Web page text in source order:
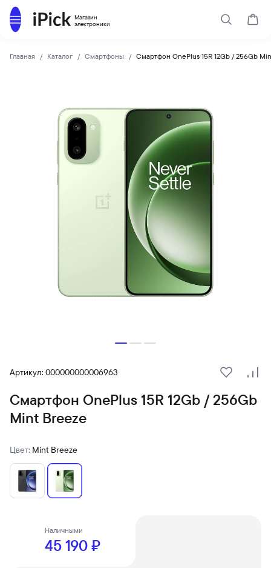
Магазин
электроники
Каталог
Поиск
Главная Каталог Смартфоны Смартфон OnePlus 15R 12Gb / 256Gb
Артикул: 000000000006963
В
Смартфон OnePlus 15R 12Gb / 256Gb
Mint Breeze
Цвет: Mint Breeze
Наличными
45 190 ₽